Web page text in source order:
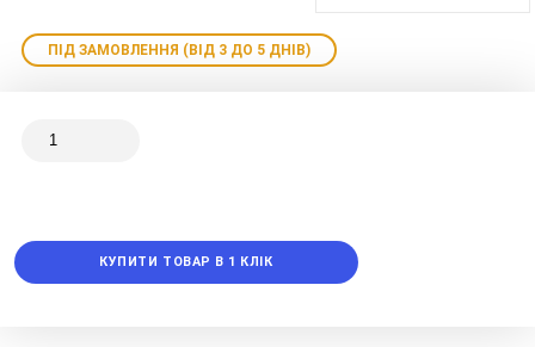
ПІД ЗАМОВЛЕННЯ (ВІД 3 ДО 5 ДНІВ)
КУПИТИ ТОВАР В 1 КЛІК